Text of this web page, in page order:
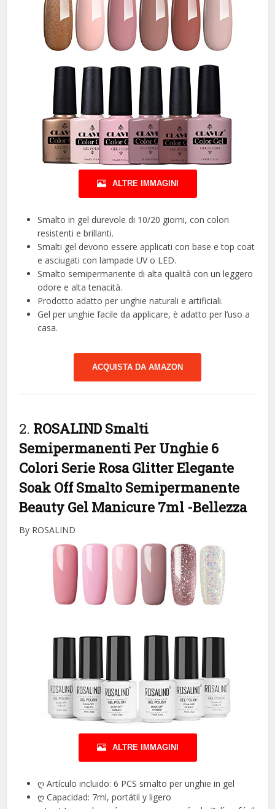
ALTRE IMMAGINI
Smalto in gel durevole di 10/20 giorni, con colori
resistenti e brillanti.
Smalti gel devono essere applicati con base e top coat
e asciugati con lampade UV o LED.
Smalto semipermanente di alta qualità con un leggero
odore e alta tenacità.
Prodotto adatto per unghie naturali e artificiali.
Gel per unghie facile da applicare, è adatto per l’uso a
casa.
ACQUISTA DA AMAZON
2. ROSALIND Smalti
Semipermanenti Per Unghie 6
Colori Serie Rosa Glitter Elegante
Soak Off Smalto Semipermanente
Beauty Gel Manicure 7ml -Bellezza
By ROSALIND
ALTRE IMMAGINI
ღ Artículo incluido: 6 PCS smalto per unghie in gel
ღ Capacidad: 7ml, portátil y ligero